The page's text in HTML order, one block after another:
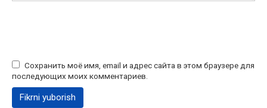
Сохранить моё имя, email и адрес сайта в этом браузере для
последующих моих комментариев.